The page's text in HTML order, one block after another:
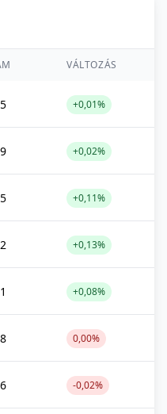
VÁLTOZÁS
+0,01%
+0,02%
+0,11%
+0,13%
+0,08%
0,00%
-0,02%